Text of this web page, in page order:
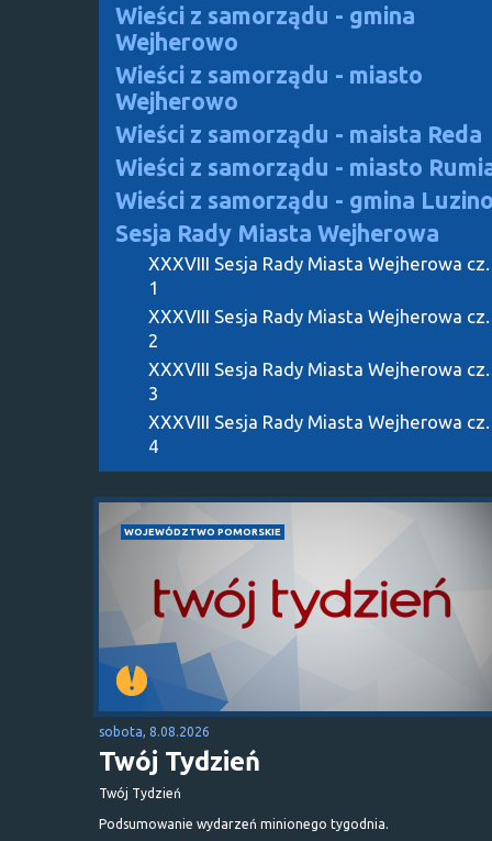
Wieści z samorządu - gmina
Wejherowo
Wieści z samorządu - miasto
Wejherowo
Wieści z samorządu - maista Reda
Wieści z samorządu - miasto
Wieści z samorządu - gmina
Sesja Rady Miasta Wejherowa
XXXVIII Sesja Rady Miasta Wejherowa cz.
1
XXXVIII Sesja Rady Miasta Wejherowa cz.
2
XXXVIII Sesja Rady Miasta Wejherowa cz.
3
XXXVIII Sesja Rady Miasta Wejherowa cz.
4
WOJEWÓDZTWO POMORSKIE
sobota, 8.08.2026
Twój Tydzień
Twój Tydzień
Podsumowanie wydarzeń minionego tygodnia.